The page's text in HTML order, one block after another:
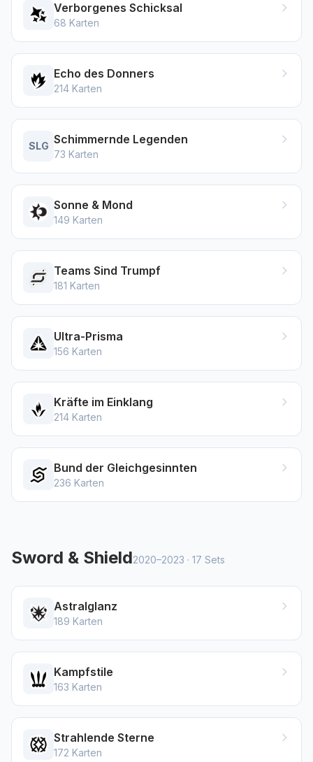
Verborgenes Schicksal
68 Karten
Echo des Donners
214 Karten
SLG Schimmernde Legenden
73 Karten
Sonne & Mond
149 Karten
Teams Sind Trumpf
181 Karten
Ultra-Prisma
156 Karten
Kräfte im Einklang
214 Karten
Bund der Gleichgesinnten
236 Karten
Sword & Shield2020–2023 · 17 Sets
Astralglanz
189 Karten
Kampfstile
163 Karten
Strahlende Sterne
172 Karten